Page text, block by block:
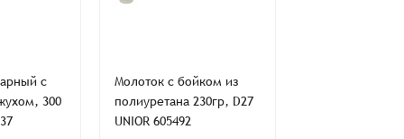
с
300
Молоток с бойком из
полиуретана 230гр, D27
UNIOR 605492